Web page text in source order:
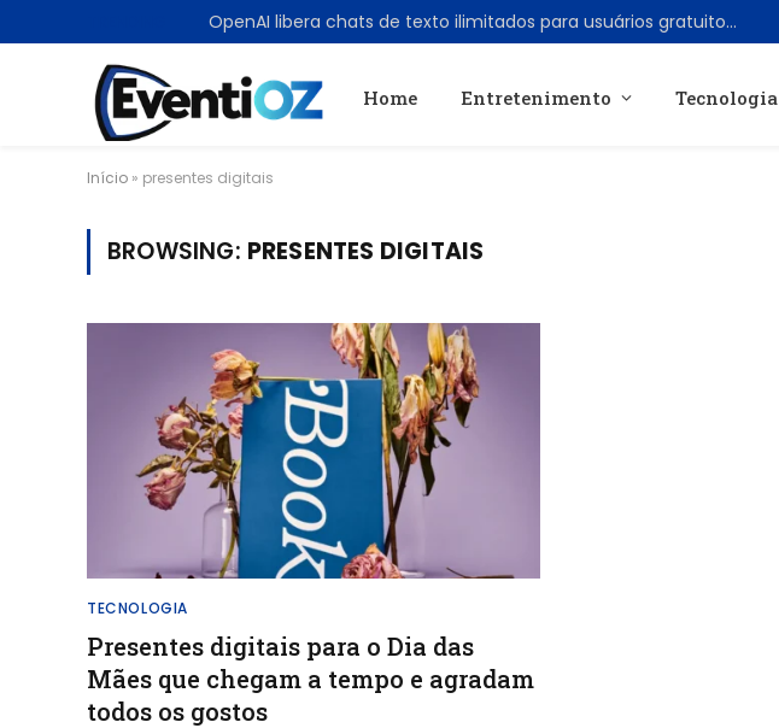
OpenAI libera chats de texto ilimitados para usuários gratuitos do ChatGPT
Home Entretenimento Tecnologia
Início » presentes digitais
BROWSING: PRESENTES DIGITAIS
TECNOLOGIA
Presentes digitais para o Dia das
Mães que chegam a tempo e agradam
todos os gostos